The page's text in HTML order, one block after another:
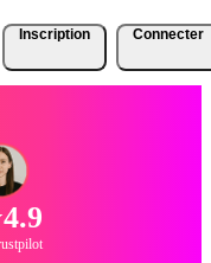
Inscription Connecter
4.9